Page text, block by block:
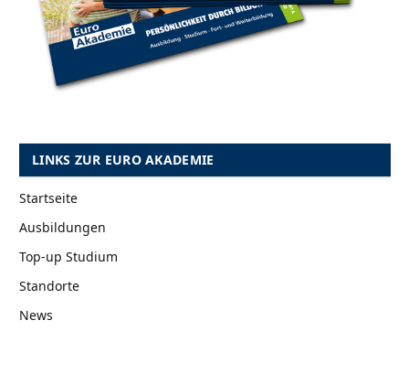
LINKS ZUR EURO AKADEMIE
Startseite
Ausbildungen
Top-up Studium
Standorte
News